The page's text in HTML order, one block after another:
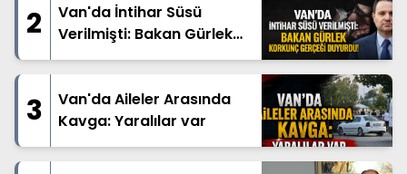
2
Van'da İntihar Süsü
Verilmişti: Bakan Gürlek
Korkunç Gerçeği Duyurdu!
3
Van'da Aileler Arasında
Kavga: Yaralılar var